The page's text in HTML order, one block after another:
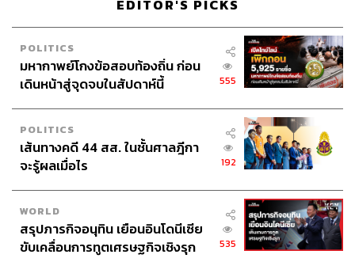
EDITOR'S PICKS
POLITICS
มหากาพย์โกงข้อสอบท้องถิ่น ก่อน
เดินหน้าสู่จุดจบในสัปดาห์นี้
555
POLITICS
เส้นทางคดี 44 สส. ในชั้นศาลฎีกา
จะรู้ผลเมื่อไร
192
WORLD
สรุปภารกิจอนุทิน เยือนอินโดนีเซีย
ขับเคลื่อนการทูตเศรษฐกิจเชิงรุก
535